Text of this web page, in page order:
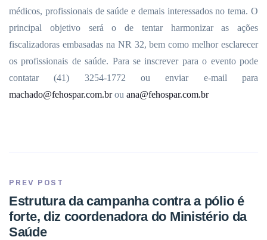
médicos, profissionais de saúde e demais interessados no tema. O
principal objetivo será o de tentar harmonizar as ações
fiscalizadoras embasadas na NR 32, bem como melhor esclarecer
os profissionais de saúde. Para se inscrever para o evento pode
contatar (41) 3254-1772 ou enviar e-mail para
machado@fehospar.com.brou ana@fehospar.com.br
PREV POST
Estrutura da campanha contra a pólio é
forte, diz coordenadora do Ministério da
Saúde